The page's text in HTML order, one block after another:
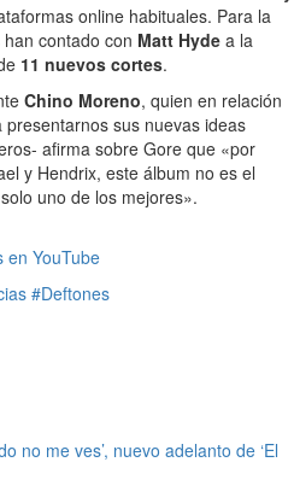
online habituales. Para la
contado con Matt Hyde a la
11 nuevos cortes.
Chino Moreno, quien en relación
sus nuevas ideas
afirma sobre Gore que «por
y Hendrix, este álbum no es el
uno de los mejores».
en YouTube
#Deftones
no me ves’, nuevo adelanto de ‘El